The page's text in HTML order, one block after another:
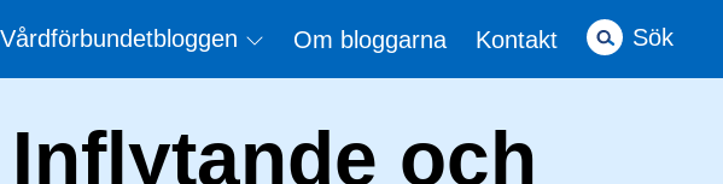
Vårdförbundetbloggen Om bloggarna Kontakt Sök
Inflytande och